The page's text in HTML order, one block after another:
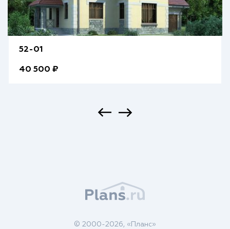
52-01
40 500 ₽
© 2000-2026, «Планс»